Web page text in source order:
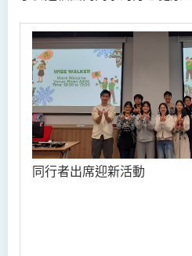
同行者出席迎新活動